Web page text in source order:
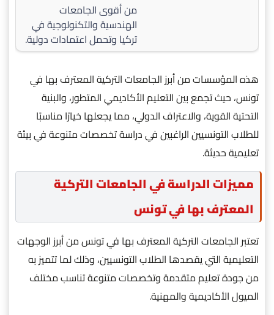
من أقوى الجامعات
الهندسية والتكنولوجية في
تركيا وتحمل اعتمادات دولية.
هذه المؤسسات من أبرز الجامعات التركية المعترف بها في
تونس، حيث تجمع بين التعليم الأكاديمي المتطور، والبنية
التحتية القوية، والاعتراف الدولي، مما يجعلها خيارًا مناسبًا
للطلاب التونسيين الراغبين في دراسة تخصصات متنوعة في بيئة
تعليمية حديثة.
مميزات الدراسة في الجامعات التركية
المعترف بها في تونس
تعتبر الجامعات التركية المعترف بها في تونس من أبرز الوجهات
التعليمية التي يقصدها الطلاب التونسيين، وذلك لما تتميز به
من جودة تعليم متقدمة وتخصصات متنوعة تناسب مختلف
الميول الأكاديمية والمهنية.